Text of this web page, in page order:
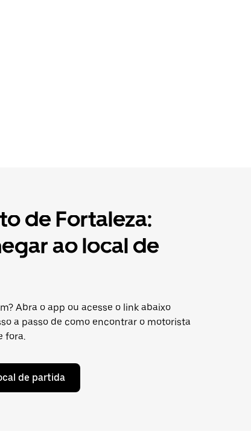
de Fortaleza:
ao local de
Abra o app ou acesse o link abaixo
a passo de como encontrar o motorista
fora.
de partida